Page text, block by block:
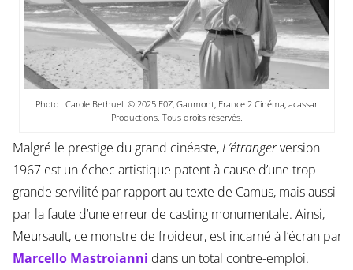
Photo : Carole Bethuel. © 2025 F0Z, Gaumont, France 2 Cinéma, acassar
Productions. Tous droits réservés.
Malgré le prestige du grand cinéaste,L’étrangerversion
1967 est un échec artistique patent à cause d’une trop
grande servilité par rapport au texte de Camus, mais aussi
par la faute d’une erreur de casting monumentale. Ainsi,
Meursault, ce monstre de froideur, est incarné à l’écran par
Marcello Mastroianni dans un total contre-emploi.